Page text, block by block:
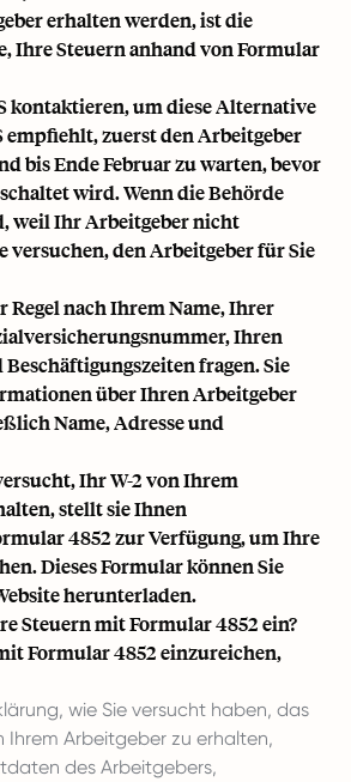
erhalten werden, ist die
Ihre Steuern anhand von Formular
kontaktieren, um diese Alternative
empfiehlt, zuerst den Arbeitgeber
bis Ende Februar zu warten, bevor
wird. Wenn die Behörde
weil Ihr Arbeitgeber nicht
versuchen, den Arbeitgeber für Sie
Regel nach Ihrem Name, Ihrer
Ihren
fragen. Sie
über Ihren Arbeitgeber
Name, Adresse und
Ihr W-2 von Ihrem
stellt sie Ihnen
4852 zur Verfügung, um Ihre
Dieses Formular können Sie
herunterladen.
Steuern mit Formular 4852 ein?
Formular 4852 einzureichen,
wie Sie versucht haben, das
Arbeitgeber zu erhalten,
des Arbeitgebers,